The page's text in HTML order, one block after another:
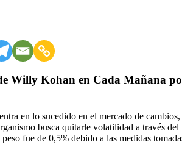
Willy Kohan en Cada Mañana
en lo sucedido en el mercado de
busca quitarle volatilidad a través
fue de 0,5% debido a las medidas